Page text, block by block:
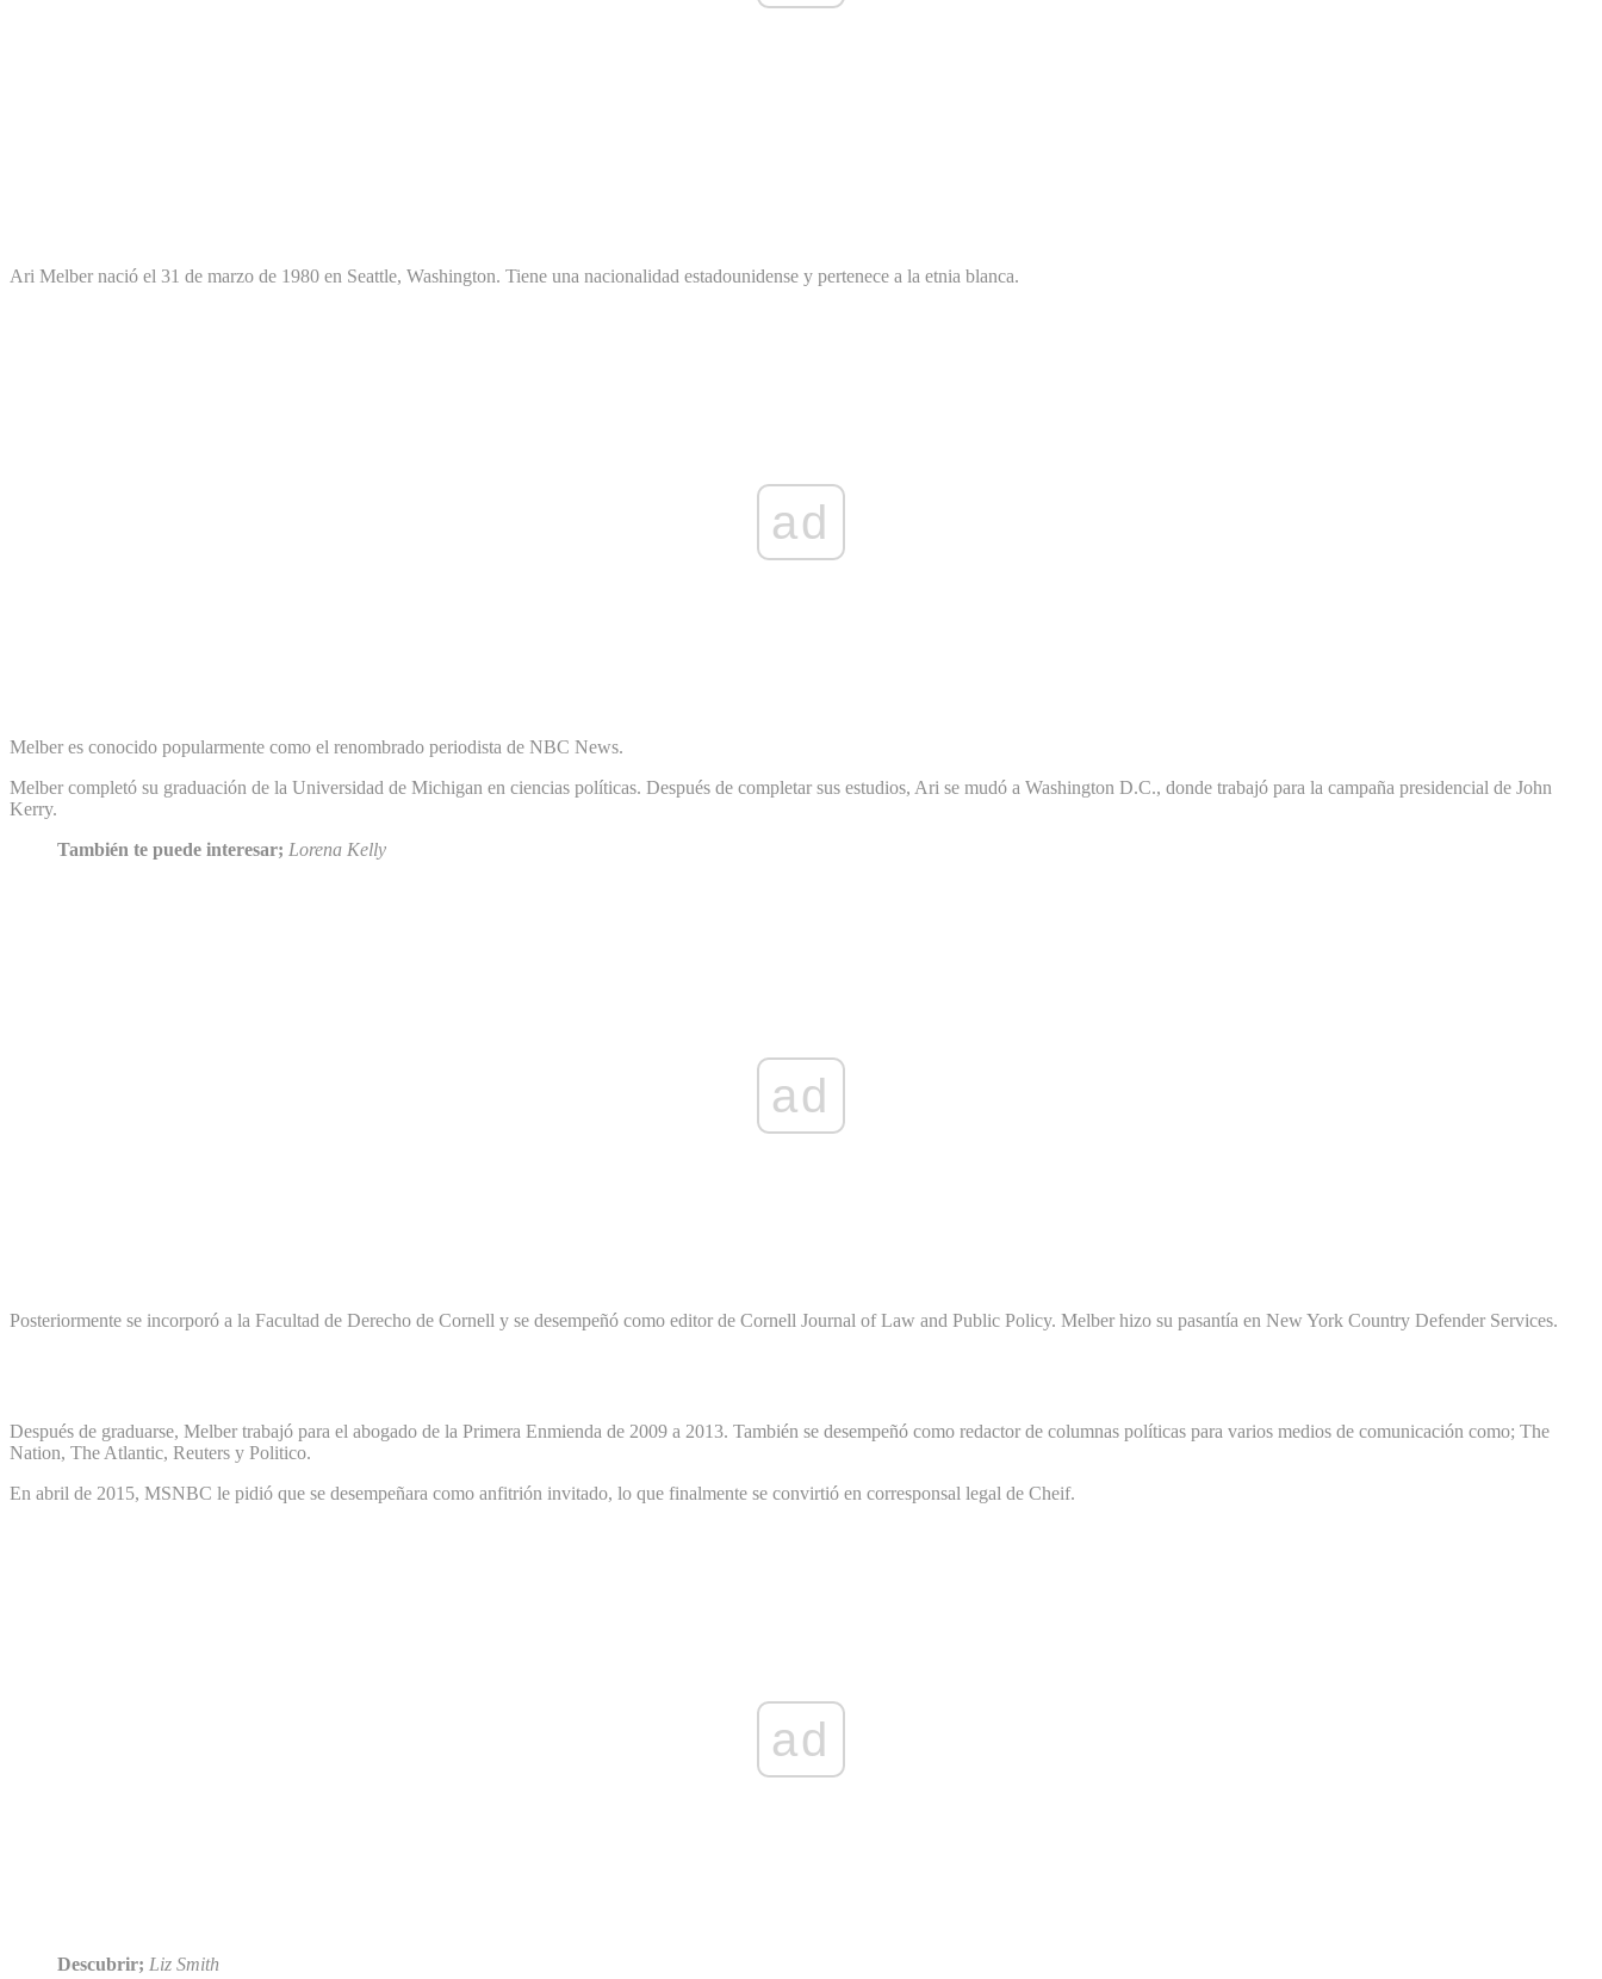
Ari Melber nació el 31 de marzo de 1980 en Seattle, Washington. Tiene una nacionalidad estadounidense y pertenece a la etnia blanca.
ad
Melber es conocido popularmente como el renombrado periodista de NBC News.
Melber completó su graduación de la Universidad de Michigan en ciencias políticas. Después de completar sus estudios, Ari se mudó a Washington D.C., donde trabajó para la campaña presidencial de John
Kerry.
También te puede interesar; Lorena Kelly
ad
Posteriormente se incorporó a la Facultad de Derecho de Cornell y se desempeñó como editor de Cornell Journal of Law and Public Policy. Melber hizo su pasantía en New York Country Defender Services.
Después de graduarse, Melber trabajó para el abogado de la Primera Enmienda de 2009 a 2013. También se desempeñó como redactor de columnas políticas para varios medios de comunicación como; The
Nation, The Atlantic, Reuters y Politico.
En abril de 2015, MSNBC le pidió que se desempeñara como anfitrión invitado, lo que finalmente se convirtió en corresponsal legal de Cheif.
ad
Descubrir; Liz Smith